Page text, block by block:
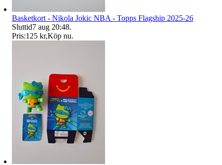
Basketkort - Nikola Jokic NBA - Topps Flagship 2025-26
Sluttid7 aug 20:48.
Pris:125 kr,Köp nu.